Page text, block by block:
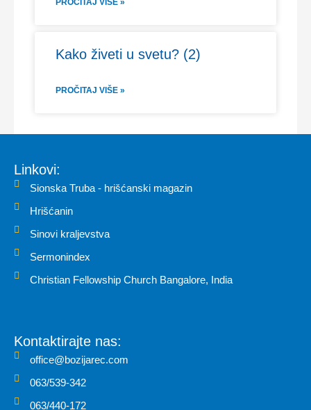
PROČITAJ VIŠE »
Kako živeti u svetu? (2)
PROČITAJ VIŠE »
Linkovi:
Sionska Truba - hrišćanski magazin
Hrišćanin
Sinovi kraljevstva
Sermonindex
Christian Fellowship Church Bangalore, India
Kontaktirajte nas:
office@bozijarec.com
063/539-342
063/440-172